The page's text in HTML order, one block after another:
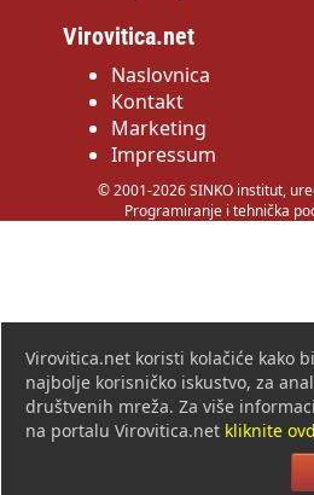
Virovitica.net
Naslovnica
Kontakt
Marketing
Impressum
© 2001-2026 SINKO institut,
Programiranje i tehnička
Virovitica.net koristi kolačiće kako
najbolje korisničko iskustvo, za
društvenih mreža. Za više
na portalu Virovitica.net kliknite